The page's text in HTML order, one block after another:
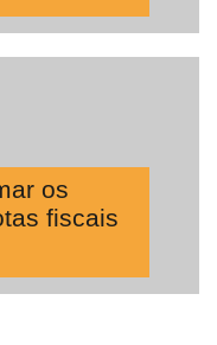
os
fiscais